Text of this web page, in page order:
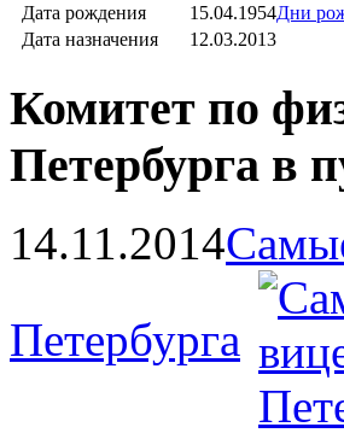
Дата рождения
15.04.1954Дни
Дата назначения
12.03.2013
Комитет по
Петербурга в
14.11.2014
Петербурга